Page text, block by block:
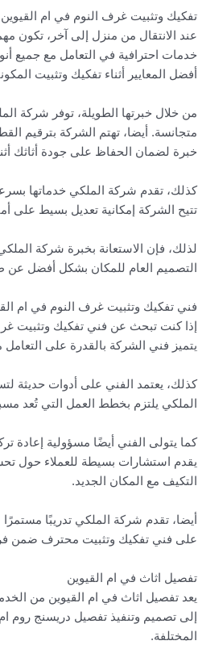
تفكيك وتثبيت غرف النوم في ام القيوين
عند الانتقال من منزل إلى آخر، تكون
خدمات احترافية في التعامل مع جميع
أفضل المعايير أثناء تفكيك وتثبيت
من خلال خبرتها الطويلة، توفر شركة
متجانسة. أيضا، تهتم الشركة بترقيم
خبرة لضمان الحفاظ على جودة أثاثك
كذلك، تقدم شركة الملكي خدماتها بسرعة
تتيح الشركة إمكانية تعديل بسيط على
لذلك، فإن الاستعانة بخبرة شركة
التصميم العام للمكان بشكل أفضل عن
فني تفكيك وتثبيت غرف النوم في ام
إذا كنت تبحث عن فني تفكيك وتثبيت
يتميز فني الشركة بالقدرة على
كذلك، يعتمد الفني على أدوات حديثة
الملكي يلتزم بخطط العمل التي تُعد
كما يتولى الفني أيضًا مسؤولية إعادة
يقدم استشارات بسيطة للعملاء حول
التكيف مع المكان الجديد.
أيضا، تقدم شركة الملكي تدريبًا
على فني تفكيك وتثبيت محترف ضمن
تفصيل اثاث في ام القيوين
يعد تفصيل اثاث في ام القيوين من
إلى تصميم وتنفيذ تفصيل دريسنج روم
المختلفة.